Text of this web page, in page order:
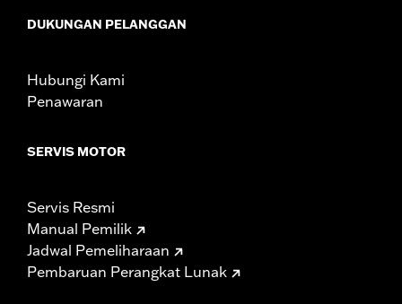
DUKUNGAN PELANGGAN
Hubungi Kami
Penawaran
SERVIS MOTOR
Servis Resmi
Manual Pemilik
Jadwal Pemeliharaan
Pembaruan Perangkat Lunak